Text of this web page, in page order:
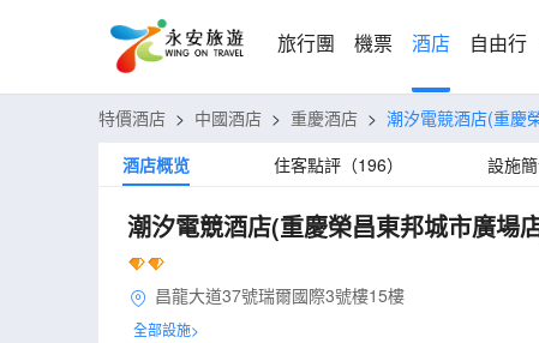
旅行團 機票 酒店 自由行
特價酒店 > 中國酒店 > 重慶酒店 > 潮汐電競酒店(重慶
酒店概览
住客點評（196） 設施
潮汐電競酒店(重慶榮昌東邦城市廣場
昌龍大道37號瑞爾國際3號樓15樓
全部設施>